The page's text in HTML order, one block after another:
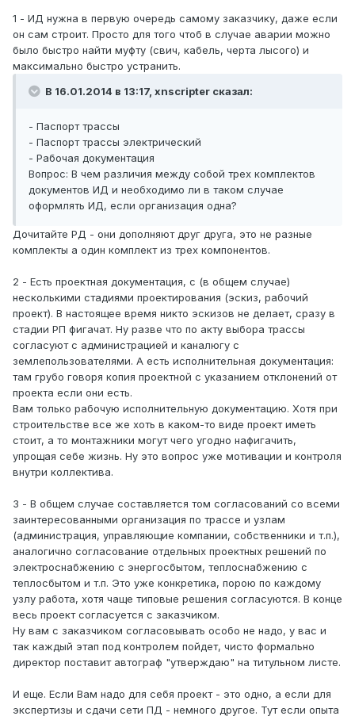
1 - ИД нужна в первую очередь самому заказчику, даже если
он сам строит. Просто для того чтоб в случае аварии можно
было быстро найти муфту (свич, кабель, черта лысого) и
максимально быстро устранить.
В 16.01.2014 в 13:17, xnscripter сказал:
- Паспорт трассы
- Паспорт трассы электрический
- Рабочая документация
Вопрос: В чем различия между собой трех комплектов
документов ИД и необходимо ли в таком случае
оформлять ИД, если организация одна?
Дочитайте РД - они дополняют друг друга, это не разные
комплекты а один комплект из трех компонентов.
2 - Есть проектная документация, с (в общем случае)
несколькими стадиями проектирования (эскиз, рабочий
проект). В настоящее время никто эскизов не делает, сразу в
стадии РП фигачат. Ну разве что по акту выбора трассы
согласуют с администрацией и каналюгу с
землепользователями. А есть исполнительная документация:
там грубо говоря копия проектной с указанием отклонений от
проекта если они есть.
Вам только рабочую исполнительную документацию. Хотя при
строительстве все же хоть в каком-то виде проект иметь
стоит, а то монтажники могут чего угодно нафигачить,
упрощая себе жизнь. Ну это вопрос уже мотивации и контроля
внутри коллектива.
3 - В общем случае составляется том согласований со всеми
заинтересованными организация по трассе и узлам
(администрация, управляющие компании, собственники и т.п.),
аналогично согласование отдельных проектных решений по
электроснабжению с энергосбытом, теплоснабжению с
теплосбытом и т.п. Это уже конкретика, порою по каждому
узлу работа, хотя чаще типовые решения согласуются. В конце
весь проект согласуется с заказчиком.
Ну вам с заказчиком согласовывать особо не надо, у вас и
так каждый этап под контролем пойдет, чисто формально
директор поставит автограф "утверждаю" на титульном листе.
И еще. Если Вам надо для себя проект - это одно, а если для
экспертизы и сдачи сети ПД - немного другое. Тут если опыта